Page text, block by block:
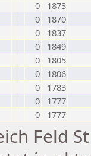
0
1873
0
1870
0
1837
0
1849
0
1805
0
1806
0
1783
0
1777
0 1777
Feld